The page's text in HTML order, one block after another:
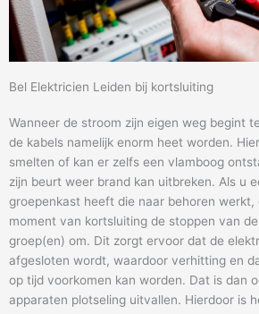
Bel Elektricien Leiden bij kortsluiting
Wanneer de stroom zijn eigen weg begint
de kabels namelijk enorm heet worden.
smelten of kan er zelfs een vlamboog
zijn beurt weer brand kan uitbreken. Als u
groepenkast heeft die naar behoren werkt,
moment van kortsluiting de stoppen van
groep(en) om. Dit zorgt ervoor dat de
afgesloten wordt, waardoor verhitting en
op tijd voorkomen kan worden. Dat is dan
apparaten plotseling uitvallen. Hierdoor is